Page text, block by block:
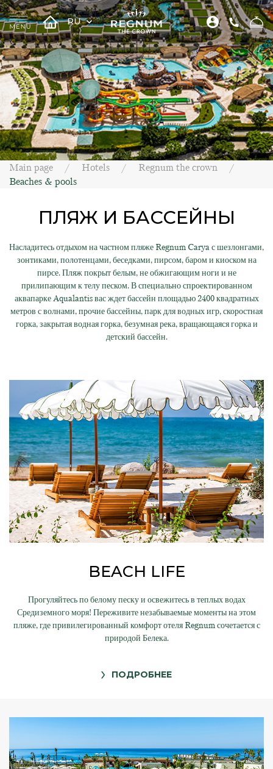
RU
Main page Hotels
Regnum the crown
Beaches & pools
ПЛЯЖ И БАССЕЙНЫ
Насладитесь отдыхом на частном пляже Regnum Carya с шезлонгами,
зонтиками, полотенцами, беседками, пирсом, баром и киоском на
пирсе. Пляж покрыт белым, не обжигающим ноги и не
прилипающим к телу песком. В специально спроектированном
аквапарке Aqualantis вас ждет бассейн площадью 2400 квадратных
метров с волнами, прочие бассейны, парк для водных игр, скоростная
горка, закрытая водная горка, безумная река, вращающаяся горка и
детский бассейн.
BEACH LIFE
Прогуляйтесь по белому песку и освежитесь в теплых водах
Средиземного моря! Переживите незабываемые моменты на этом
пляже, где привилегированный комфорт отеля Regnum сочетается с
природой Белека.
ПОДРОБНЕЕ